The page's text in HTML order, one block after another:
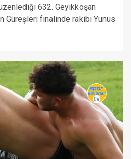
632. Geyikkoşan
Güreşleri finalinde rakibi Yunus